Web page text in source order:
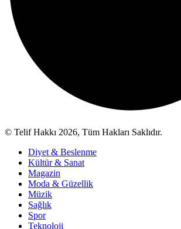
© Telif Hakkı 2026, Tüm Hakları Saklıdır.
Diyet & Beslenme
Kültür & Sanat
Magazin
Moda & Güzellik
Müzik
Sağlık
Spor
Teknoloji